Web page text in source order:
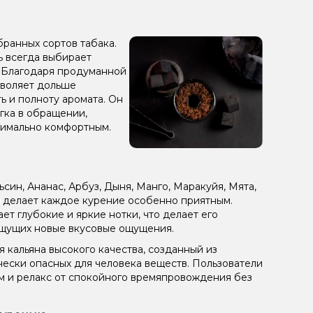
Сливки/Крем
Апельсин, Мята
Ваниль
Лёд/Холодок, Персик, Чай
Мороженое Энергетик
Клубника
Лимонад
Манго
Дыня, Клубника, Маракуйя
Апельсин, Грейпфрут, Лайм
Дыня, Лимон, Маракуйя
Лёд/Холодок
Ананас, Банан, Лёд/Холодок
Лёд/Холодок, Ягоды
Лимонад, Манго
(фруктовая)
Конфеты, Лёд/Холодок
Дыня
Маракуйя, Мороженое, Персик
Мохито
сортов табака.
всегда выбирает
продуманной
дольше
и полноту аромата. Он
в обращении,
комфортным.
Ананас, Арбуз, Дыня, Манго, Маракуйя, Мята,
каждое курение особенно приятным.
глубокие и яркие нотки, что делает его
новые вкусовые ощущения.
высокого качества, созданный из
опасных для человека веществ. Пользователи
и релакс от спокойного времяпровождения без